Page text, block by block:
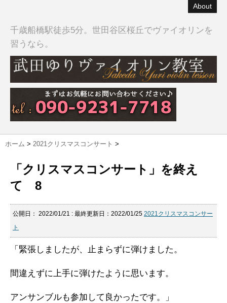
About
千歳船橋駅徒歩5分。世田谷区桜丘でヴァイオリンを
習うなら。
ホーム > 2021クリスマスコンサート >
「クリスマスコンサート」を終え
て 8
公開日： 2022/01/21 : 最終更新日：2022/01/25 2021クリスマスコンサー
ト
「緊張しましたが、止まらずに弾けました。
間違えずに上手に弾けたように思います。
アンサンブルも参加して良かったです。」